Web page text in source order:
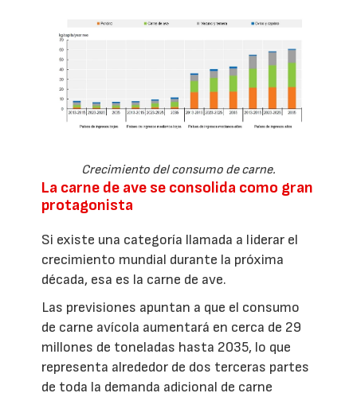
Crecimiento del consumo de carne.
La carne de ave se consolida como gran
protagonista
Si existe una categoría llamada a liderar el
crecimiento mundial durante la próxima
década, esa es la carne de ave.
Las previsiones apuntan a que el consumo
de carne avícola aumentará en cerca de 29
millones de toneladas hasta 2035, lo que
representa alrededor de dos terceras partes
de toda la demanda adicional de carne